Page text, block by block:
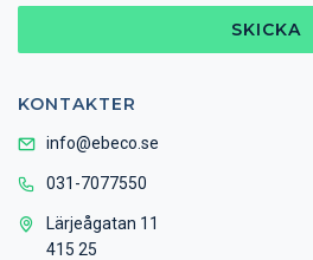
SKICKA
KONTAKTER
info@ebeco.se
031-7077550
Lärjeågatan 11
415 25